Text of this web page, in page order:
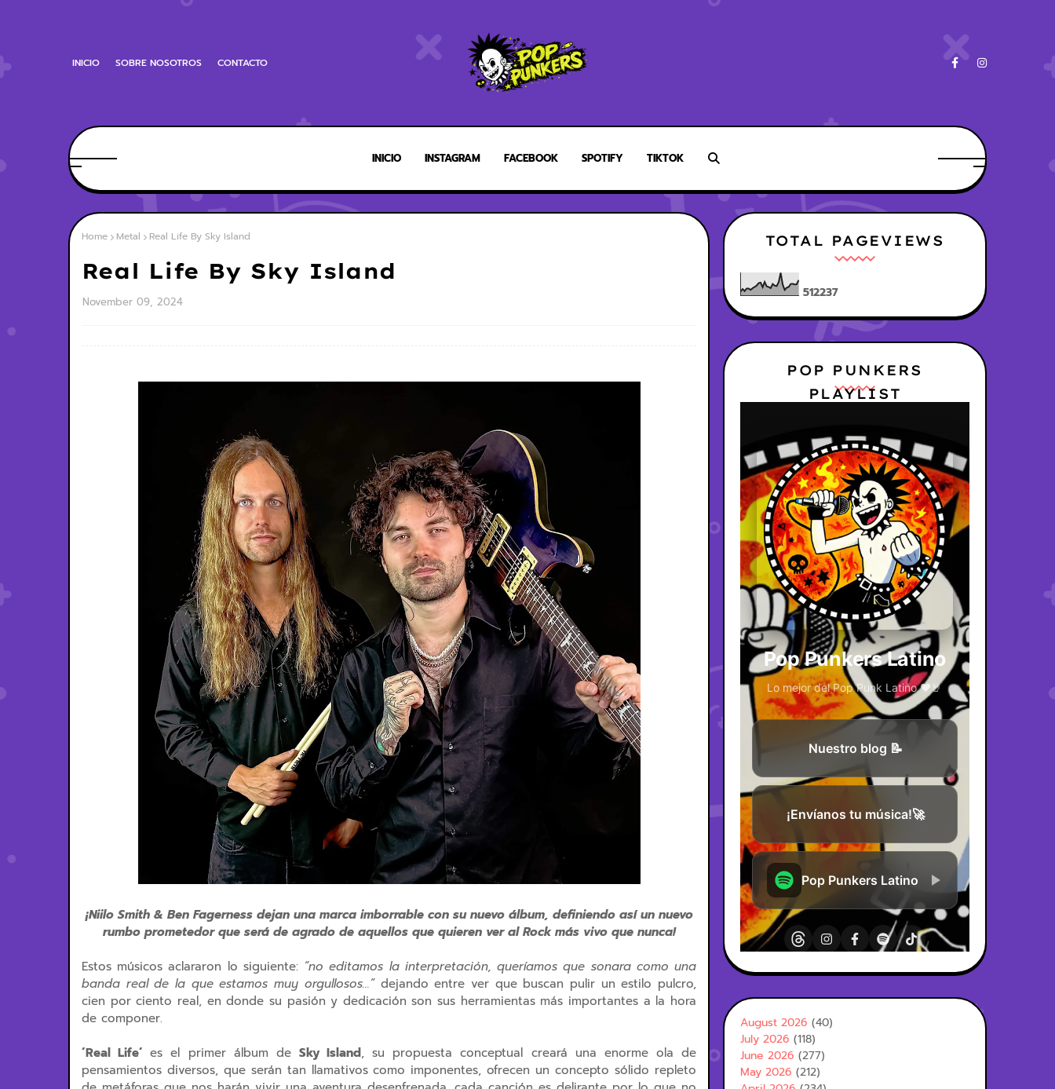
INICIO SOBRE NOSOTROS CONTACTO
INICIO INSTAGRAM FACEBOOK SPOTIFY TIKTOK
Home Metal Real Life By Sky Island
Real Life By Sky Island
November 09, 2024
¡Niilo Smith & Ben Fagerness dejan una marca imborrable con su nuevo álbum, definiendo así un nuevo
rumbo prometedor que será de agrado de aquellos que quieren ver al Rock más vivo que nunca!
Estos músicos aclararon lo siguiente:“no editamos la interpretación, queríamos que sonara como una
banda real de la que estamos muy orgullosos...”dejando entre ver que buscan pulir un estilo pulcro,
cien por ciento real, en donde su pasión y dedicación son sus herramientas más importantes a la hora
de componer.
´Real Life´es el primer álbum de Sky Island, su propuesta conceptual creará una enorme ola de
pensamientos diversos, que serán tan llamativos como imponentes, ofrecen un concepto sólido repleto
TOTAL PAGEVIEWS
512237
POP PUNKERS
PLAYLIST
August 2026 (40)
July 2026 (118)
June 2026 (277)
May 2026 (212)